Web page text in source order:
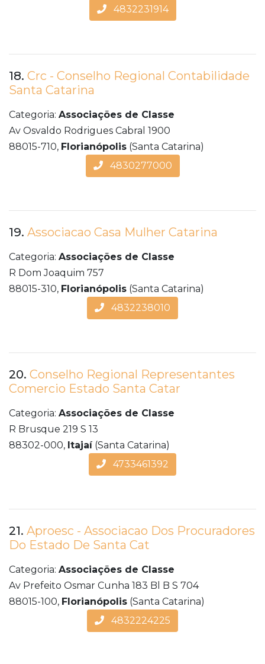
4832231914
18. Crc - Conselho Regional Contabilidade
Santa Catarina
Categoria: Associações de Classe
Av Osvaldo Rodrigues Cabral 1900
88015-710, Florianópolis (Santa Catarina)
4830277000
19. Associacao Casa Mulher Catarina
Categoria: Associações de Classe
R Dom Joaquim 757
88015-310, Florianópolis (Santa Catarina)
4832238010
20. Conselho Regional Representantes
Comercio Estado Santa Catar
Categoria: Associações de Classe
R Brusque 219 S 13
88302-000, Itajaí(Santa Catarina)
4733461392
21. Aproesc - Associacao Dos Procuradores
Do Estado De Santa Cat
Categoria: Associações de Classe
Av Prefeito Osmar Cunha 183 Bl B S 704
88015-100, Florianópolis (Santa Catarina)
4832224225